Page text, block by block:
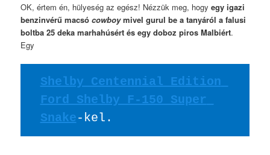
OK, értem én, hülyeség az egész! Nézzük meg, hogyegy igazi
benzinvérű macsócowboymivel gurul be a tanyáról a falusi
boltba 25 deka marhahúsért és egy doboz piros Malbiért.
Egy
Shelby Centennial Edition
Ford Shelby F-150 Super
Snake-kel.